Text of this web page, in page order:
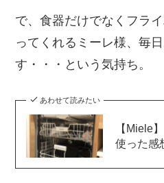
で、食器だけでなくフラ
ってくれるミーレ様、毎
す・・・という気持ち。
あわせて読みたい
【Miele
使った感